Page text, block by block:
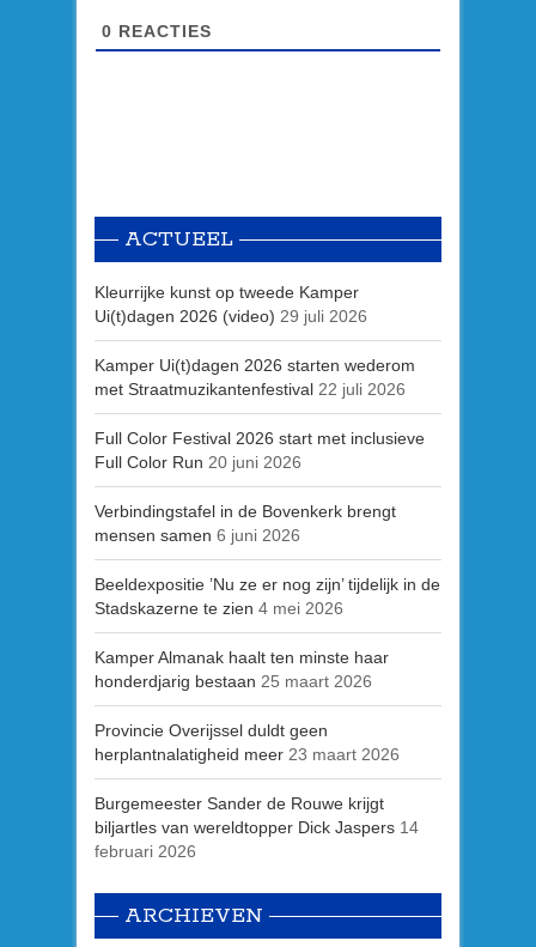
0 REACTIES
ACTUEEL
Kleurrijke kunst op tweede Kamper
Ui(t)dagen 2026 (video) 29 juli 2026
Kamper Ui(t)dagen 2026 starten wederom
met Straatmuzikantenfestival 22 juli 2026
Full Color Festival 2026 start met inclusieve
Full Color Run 20 juni 2026
Verbindingstafel in de Bovenkerk brengt
mensen samen 6 juni 2026
Beeldexpositie ’Nu ze er nog zijn’ tijdelijk in de
Stadskazerne te zien 4 mei 2026
Kamper Almanak haalt ten minste haar
honderdjarig bestaan 25 maart 2026
Provincie Overijssel duldt geen
herplantnalatigheid meer 23 maart 2026
Burgemeester Sander de Rouwe krijgt
biljartles van wereldtopper Dick Jaspers 14
februari 2026
ARCHIEVEN